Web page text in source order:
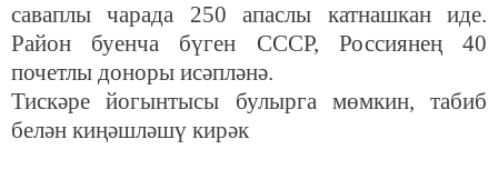
саваплы чарада 250 апаслы катнашкан иде.
Район буенча бүген СССР, Россиянең 40
почетлы доноры исәпләнә.
Тискәре йогынтысы булырга мөмкин, табиб
белән киңәшләшү кирәк